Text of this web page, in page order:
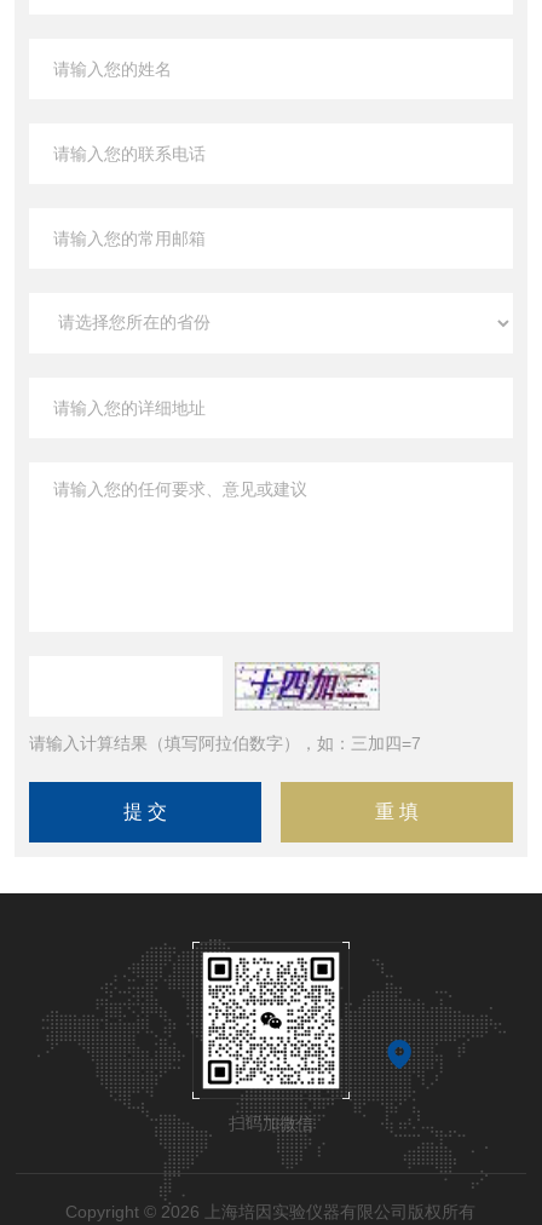
请输入计算结果（填写阿拉伯数字），如：三加四=7
扫码加微信
Copyright © 2026 上海培因实验仪器有限公司版权所有